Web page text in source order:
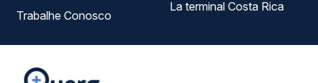
Trabalhe Conosco
La terminal Costa Rica